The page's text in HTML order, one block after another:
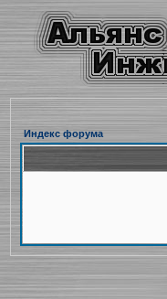
Индекс форума